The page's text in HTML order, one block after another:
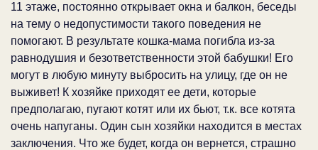
11 этаже, постоянно открывает окна и балкон, беседы
на тему о недопустимости такого поведения не
помогают. В результате кошка-мама погибла из-за
равнодушия и безответственности этой бабушки! Его
могут в любую минуту выбросить на улицу, где он не
выживет! К хозяйке приходят ее дети, которые
предполагаю, пугают котят или их бьют, т.к. все котята
очень напуганы. Один сын хозяйки находится в местах
заключения. Что же будет, когда он вернется, страшно